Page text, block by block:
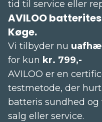
tid til service eller
AVILOO
Køge.
Vi tilbyder nu
for kun kr. 799,-
AVILOO er en
testmetode, der
batteris sundhed
salg eller service.